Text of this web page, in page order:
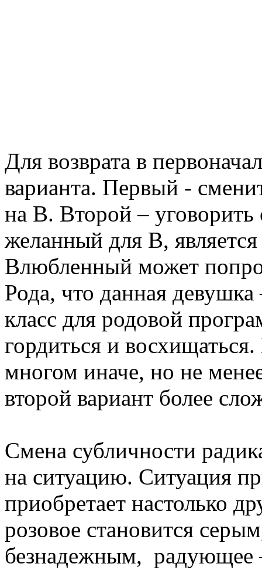
Для возврата в
варианта. Первый -
на В. Второй – уговорить
желанный для В,
Влюбленный может
Рода, что данная
класс для родовой
гордиться и
многом иначе, но не
второй вариант более
Смена субличности
на ситуацию. Ситуация
приобретает настолько
розовое становится
безнадежным, радующее